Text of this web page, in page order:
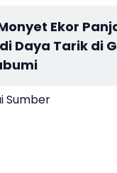
Ekor
Daya Tarik di
Sumber